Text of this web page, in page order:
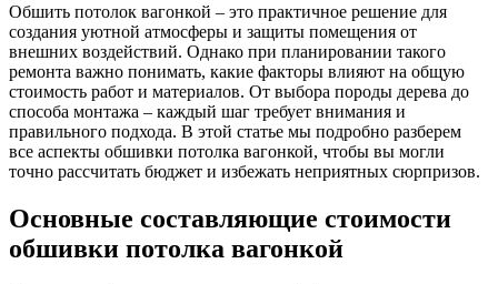
Обшить потолок вагонкой – это практичное решение для
создания уютной атмосферы и защиты помещения от
внешних воздействий. Однако при планировании такого
ремонта важно понимать, какие факторы влияют на общую
стоимость работ и материалов. От выбора породы дерева до
способа монтажа – каждый шаг требует внимания и
правильного подхода. В этой статье мы подробно разберем
все аспекты обшивки потолка вагонкой, чтобы вы могли
точно рассчитать бюджет и избежать неприятных сюрпризов.
Основные составляющие стоимости
обшивки потолка вагонкой